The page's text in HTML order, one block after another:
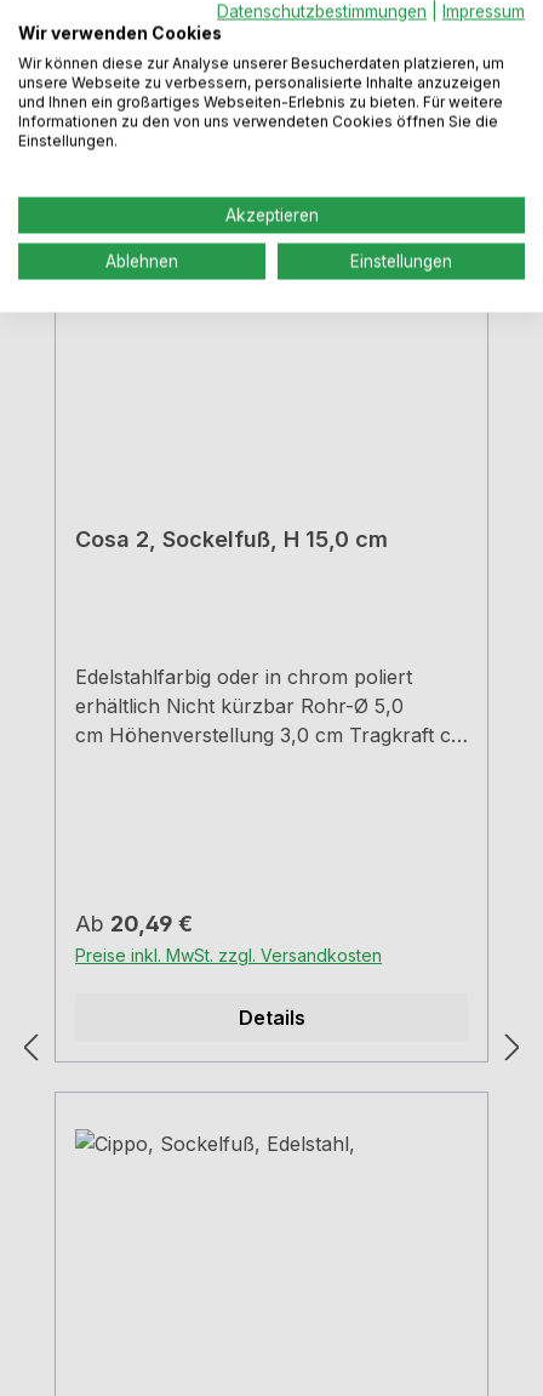
Produktgalerie überspringen
Alternativen
Cosa 2, Sockelfuß, H 15,0 cm
Edelstahlfarbig oder in chrom poliert
erhältlich Nicht kürzbar Rohr-Ø 5,0
cm Höhenverstellung 3,0 cm Tragkraft ca.
Regulärer Preis:
Ab 20,49 €
Preise inkl. MwSt. zzgl. Versandkosten
Details
Datenschutzbestimmungen
Impressum
Wir verwenden Cookies
Wir können diese zur Analyse unserer Besucherdaten platzieren, um
unsere Webseite zu verbessern, personalisierte Inhalte anzuzeigen
und Ihnen ein großartiges Webseiten-Erlebnis zu bieten. Für weitere
Informationen zu den von uns verwendeten Cookies öffnen Sie die
Einstellungen.
Akzeptieren
Ablehnen Einstellungen